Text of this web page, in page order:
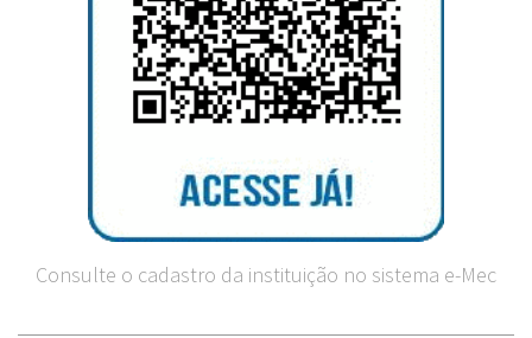
Consulte o cadastro da instituição no sistema e-Mec